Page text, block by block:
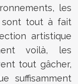
les
sont tout à fait
artistique
voilà, les
tout gâcher,
suffisamment